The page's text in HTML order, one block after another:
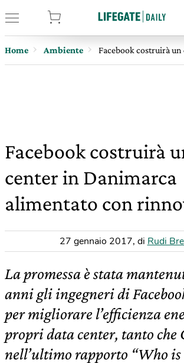
Home Ambiente Facebook costruirà
Facebook costruirà
center in Danimarca
alimentato con
27 gennaio 2017, di Rudi
La promessa è stata
anni gli ingegneri di
per migliorare l’efficienza
propri data center, tanto che
nell’ultimo rapporto “Who